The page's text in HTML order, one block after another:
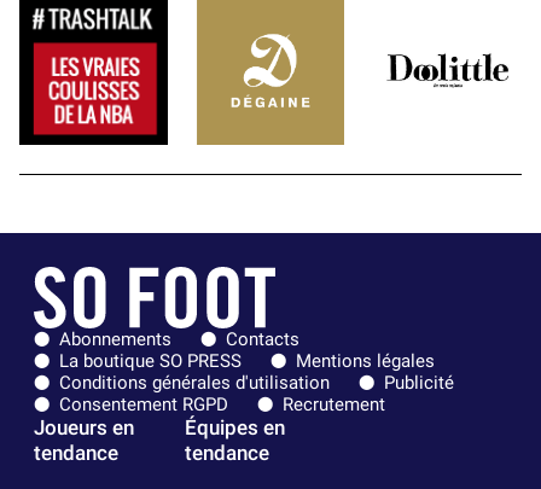
Abonnements
Contacts
La boutique SO PRESS
Mentions légales
Conditions générales d'utilisation
Publicité
Consentement RGPD
Recrutement
Joueurs en
tendance
Équipes en
tendance